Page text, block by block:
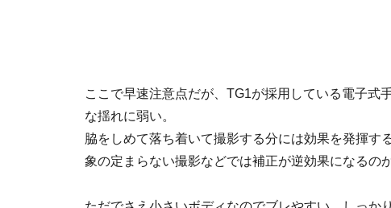
ここで早速注意点だが、TG1が採用している電子式
な揺れに弱い。
脇をしめて落ち着いて撮影する分には効果を発揮
象の定まらない撮影などでは補正が逆効果になるの